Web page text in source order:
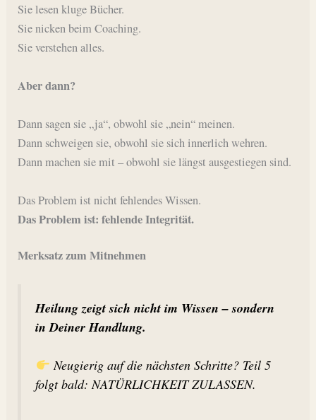
Sie lesen kluge Bücher.
Sie nicken beim Coaching.
Sie verstehen alles.
Aber dann?
Dann sagen sie „ja“, obwohl sie „nein“ meinen.
Dann schweigen sie, obwohl sie sich innerlich wehren.
Dann machen sie mit – obwohl sie längst ausgestiegen sind.
Das Problem ist nicht fehlendes Wissen.
Das Problem ist: fehlende Integrität.
Merksatz zum Mitnehmen
Heilung zeigt sich nicht im Wissen – sondern
in Deiner Handlung.
Neugierig auf die nächsten Schritte? Teil 5
folgt bald: NATÜRLICHKEIT ZULASSEN.